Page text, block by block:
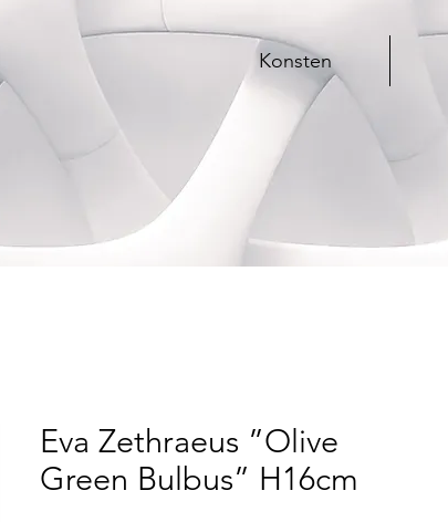
Konsten
Eva Zethraeus ”Olive
Green Bulbus” H16cm